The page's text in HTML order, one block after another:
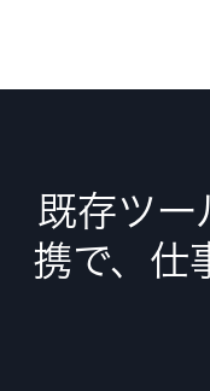
既存ツ
携で、仕